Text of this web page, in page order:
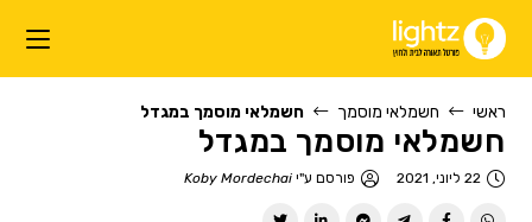
ראשי חשמלאי מוסמך חשמלאי מוסמך במגדל
חשמלאי מוסמך במגדל
22 ליוני, 2021 פורסם ע"יKoby Mordechai